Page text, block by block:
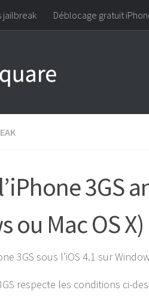
jailbreak Déblocage gratuit
3GS
ou Mac OS X)
3GS sous l’iOS 4.1 sur
respecte les conditions ci-